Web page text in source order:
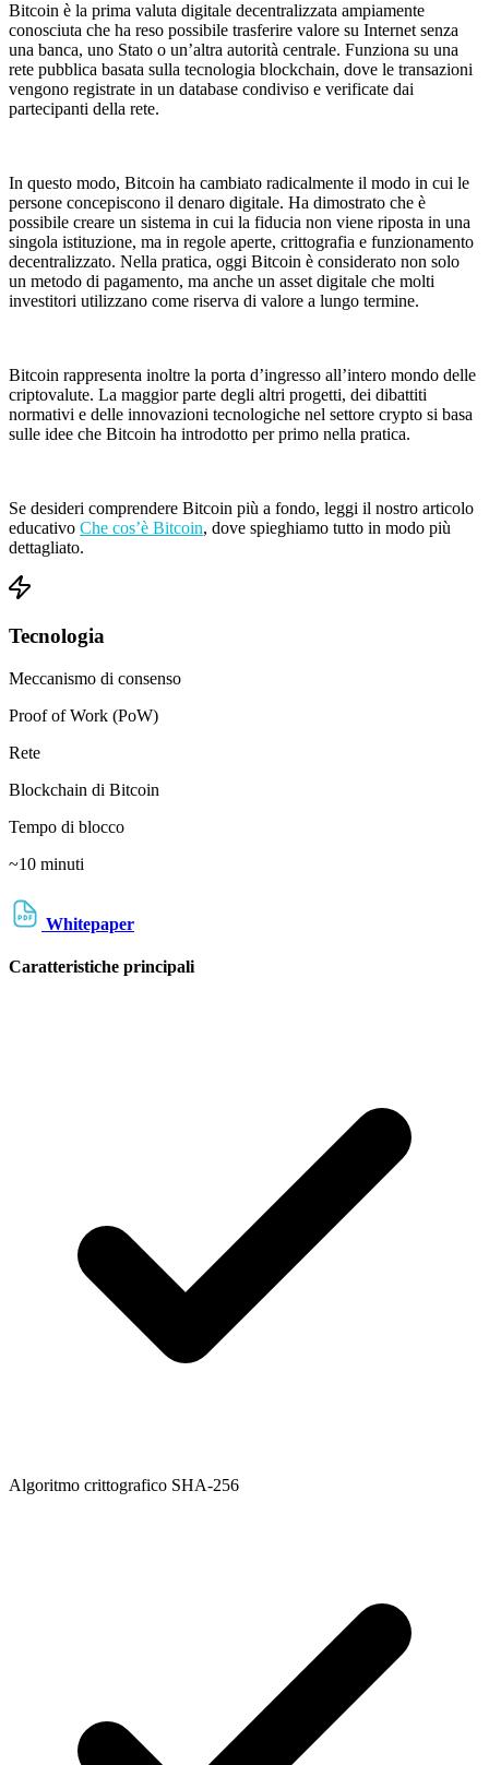
Bitcoin è la prima valuta digitale decentralizzata ampiamente
conosciuta che ha reso possibile trasferire valore su Internet senza
una banca, uno Stato o un’altra autorità centrale. Funziona su una
rete pubblica basata sulla tecnologia blockchain, dove le transazioni
vengono registrate in un database condiviso e verificate dai
partecipanti della rete.
In questo modo, Bitcoin ha cambiato radicalmente il modo in cui le
persone concepiscono il denaro digitale. Ha dimostrato che è
possibile creare un sistema in cui la fiducia non viene riposta in una
singola istituzione, ma in regole aperte, crittografia e funzionamento
decentralizzato. Nella pratica, oggi Bitcoin è considerato non solo
un metodo di pagamento, ma anche un asset digitale che molti
investitori utilizzano come riserva di valore a lungo termine.
Bitcoin rappresenta inoltre la porta d’ingresso all’intero mondo delle
criptovalute. La maggior parte degli altri progetti, dei dibattiti
normativi e delle innovazioni tecnologiche nel settore crypto si basa
sulle idee che Bitcoin ha introdotto per primo nella pratica.
Se desideri comprendere Bitcoin più a fondo, leggi il nostro articolo
educativo Che cos’è Bitcoin, dove spieghiamo tutto in modo più
dettagliato.
Tecnologia
Meccanismo di consenso
Proof of Work (PoW)
Rete
Blockchain di Bitcoin
Tempo di blocco
~10 minuti
Whitepaper
Caratteristiche principali
Algoritmo crittografico SHA-256